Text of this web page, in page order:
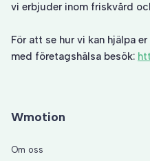
vi erbjuder inom friskvård
För att se hur vi kan hjälpa
med företagshälsa besök:
Wmotion
Om oss